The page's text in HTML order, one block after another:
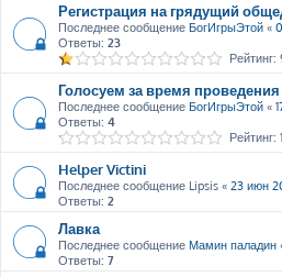
Регистрация на грядущий
Последнее сообщение БогИгрыЭтой «
Ответы: 23
Рейтинг:
Голосуем за время
Последнее сообщение БогИгрыЭтой «
Ответы: 4
Рейтинг:
Helper Victini
Последнее сообщение Lipsis « 23 июн
Ответы: 2
Лавка
Последнее сообщение Мамин паладин
Ответы: 7